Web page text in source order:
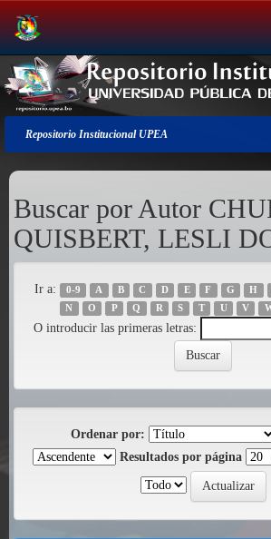
Salir
de
la
navegación
Repositorio Institucional UPEA
Buscar por Autor
QUISBERT, LESLI
Ir a: 0-9 A B C D E F G H
N
O P Q R S T U V
O introducir las primeras letras:
Ordenar por:
Resultados por página